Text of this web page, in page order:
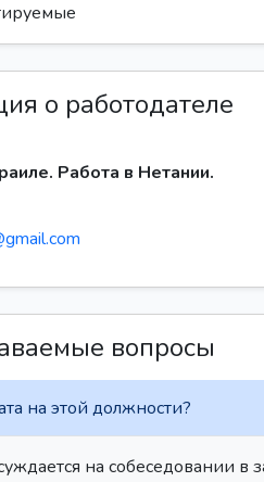
о работодателе
Работа в Нетании.
вопросы
на этой должности?
на собеседовании